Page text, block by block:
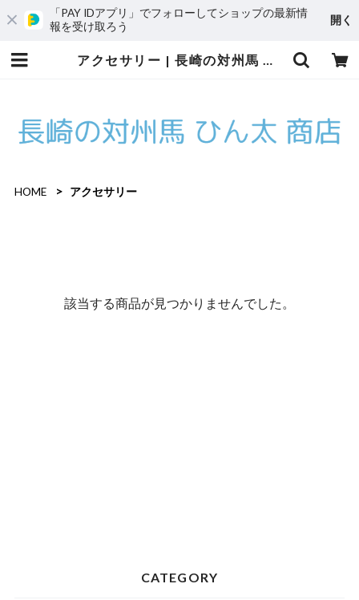
「PAY IDアプリ」でフォローしてショップの最新情
報を受け取ろう
開く
アクセサリー | 長崎の対州馬 ひん太 商店/アトリエはやぶさ
HOME アクセサリー
該当する商品が見つかりませんでした。
CATEGORY